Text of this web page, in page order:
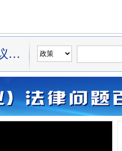
中国共产党第十九届中央委员会第六次全体会议公报